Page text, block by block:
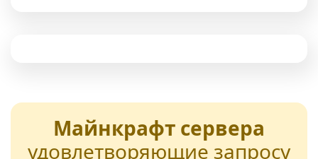
Майнкрафт сервера
удовлетворяющие запросу